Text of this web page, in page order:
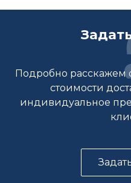
Подробно расскажем
стоимости
индивидуальное